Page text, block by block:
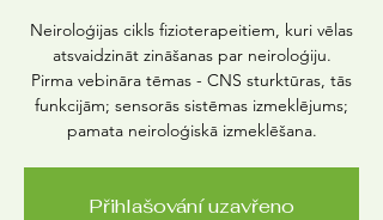
Neiroloģijas cikls fizioterapeitiem, kuri vēlas
atsvaidzināt zināšanas par neiroloģiju.
Pirma vebināra tēmas - CNS sturktūras, tās
funkcijām; sensorās sistēmas izmeklējums;
pamata neiroloģiskā izmeklēšana.
Přihlašování uzavřeno